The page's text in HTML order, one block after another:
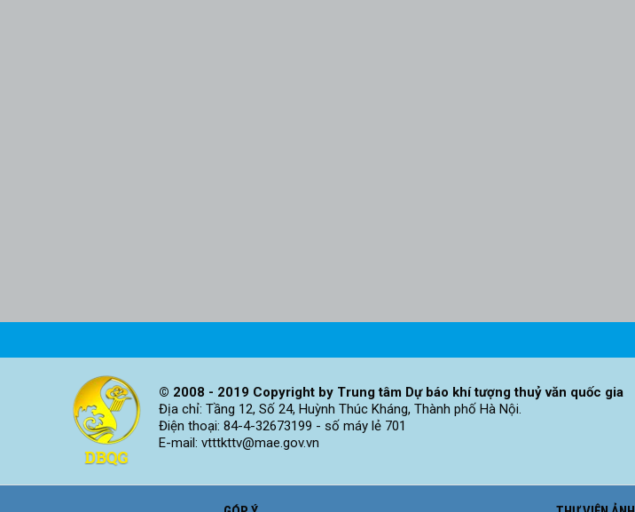
© 2008 - 2019 Copyright by Trung tâm Dự báo khí tượng thuỷ văn quốc gia
Địa chỉ: Tầng 12, Số 24, Huỳnh Thúc Kháng, Thành phố Hà Nội.
Điện thoại: 84-4-32673199 - số máy lẻ 701
E-mail: vtttkttv@mae.gov.vn